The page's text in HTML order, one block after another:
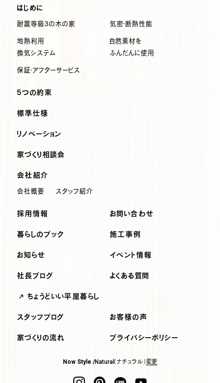
はじめに
耐震等級3の木の家 気密・断熱性能
地熱利用
換気システム
自然素材を
ふんだんに使用
保証・アフターサービス
5つの約束
標準仕様
リノベーション
家づくり相談会
会社紹介
会社概要 スタッフ紹介
採用情報 お問い合わせ
暮らしのブック 施工事例
お知らせ
社長ブログ
イベント情報
よくある質問
ちょうどいい平屋暮らし
スタッフブログ お客様の声
家づくりの流れ プライバシーポリシー
Now Style /Natural （ナチュラル）変更